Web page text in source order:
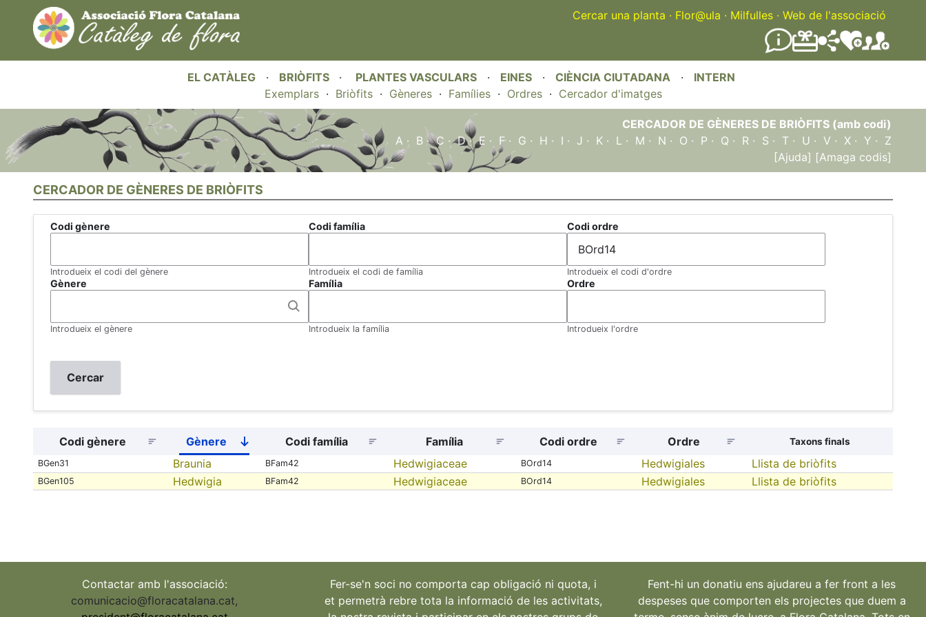
Cercar una planta · Flor@ula · Milfulles · Web de l'associació
EL CATÀLEG · BRIÒFITS · PLANTES VASCULARS · EINES · CIÈNCIA CIUTADANA · INTERN
Exemplars· Briòfits· Gèneres· Famílies· Ordres· Cercador d'imatges
CERCADOR DE GÈNERES DE BRIÒFITS (amb codi)
A · B ·C ·D·E · F· G · H · I · J · K · L · M · N · O · P · Q · R · S · T · U · V · X · Y · Z
[Ajuda] [Amaga codis]
CERCADOR DE GÈNERES DE BRIÒFITS
Codi gènere
Introdueix el codi del gènere
Codi família
Introdueix el codi de família
Codi ordre
Introdueix el codi d'ordre
Gènere
Introdueix el gènere
Família
Introdueix la família
Ordre
Introdueix l'ordre
Codi gènere Gènere
Sort
descending
Codi família Família Codi ordre Ordre Taxons finals
BGen31 Braunia BFam42 Hedwigiaceae BOrd14 Hedwigiales Llista de briòfits
BGen105 Hedwigia BFam42 Hedwigiaceae BOrd14 Hedwigiales Llista de briòfits
Contactar amb l'associació:
comunicacio@floracatalana.cat,
Fer-se'n soci no comporta cap obligació ni quota, i
et permetrà rebre tota la informació de les activitats,
Fent-hi un donatiu ens ajudareu a fer front a les
despeses que comporten els projectes que duem a